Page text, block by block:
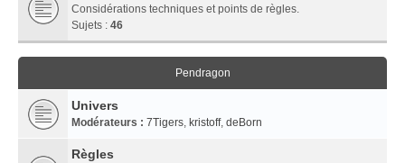
Considérations techniques et points de règles.
Sujets : 46
Pendragon
Univers
Modérateurs : 7Tigers, kristoff, deBorn
Règles